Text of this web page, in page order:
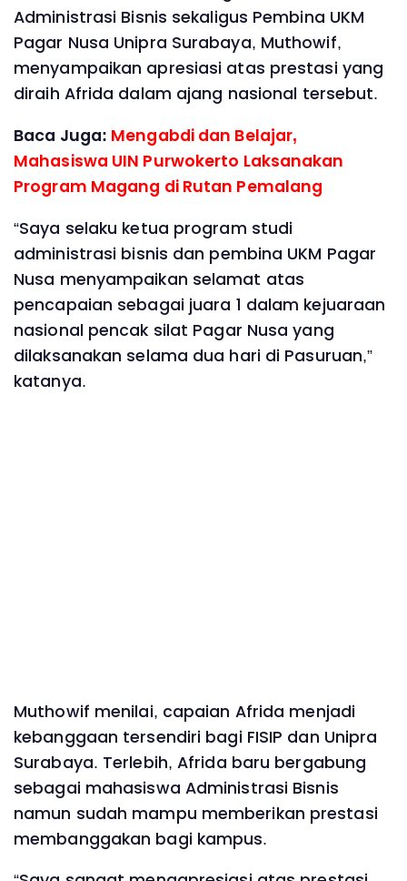
Administrasi Bisnis sekaligus Pembina UKM
Pagar Nusa Unipra Surabaya, Muthowif,
menyampaikan apresiasi atas prestasi yang
diraih Afrida dalam ajang nasional tersebut.
Baca Juga: Mengabdi dan Belajar,
Mahasiswa UIN Purwokerto Laksanakan
Program Magang di Rutan Pemalang
“Saya selaku ketua program studi
administrasi bisnis dan pembina UKM Pagar
Nusa menyampaikan selamat atas
pencapaian sebagai juara 1 dalam kejuaraan
nasional pencak silat Pagar Nusa yang
dilaksanakan selama dua hari di Pasuruan,”
katanya.
Muthowif menilai, capaian Afrida menjadi
kebanggaan tersendiri bagi FISIP dan Unipra
Surabaya. Terlebih, Afrida baru bergabung
sebagai mahasiswa Administrasi Bisnis
namun sudah mampu memberikan prestasi
membanggakan bagi kampus.